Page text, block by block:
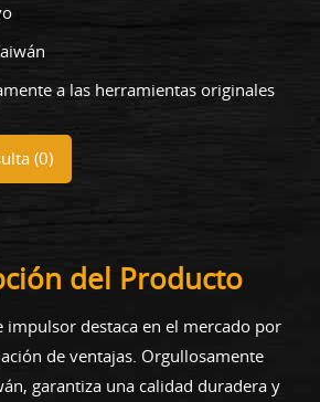
a las herramientas originales
(0)
del Producto
impulsor destaca en el mercado por
de ventajas. Orgullosamente
garantiza una calidad duradera y